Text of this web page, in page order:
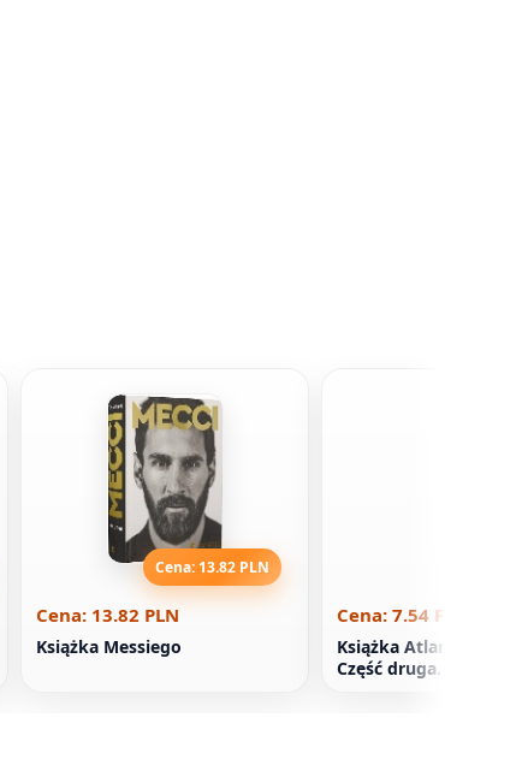
Cena: 13.82 PLN
Cena: 13.82 PLN
Książka Messiego
Cena: 7.54 PLN
Książka Atlant się
Część druga. lub - lub